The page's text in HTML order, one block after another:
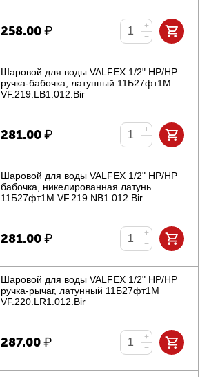
258.00₽
+
−
Шаровой для воды VALFEX 1/2" НР/НР
ручка-бабочка, латунный 11Б27фт1М
VF.219.LB1.012.Bir
281.00₽
+
−
Шаровой для воды VALFEX 1/2" НР/НР
бабочка, никелированная латунь
11Б27фт1М VF.219.NB1.012.Bir
281.00₽
+
−
Шаровой для воды VALFEX 1/2" НР/НР
ручка-рычаг, латунный 11Б27фт1М
VF.220.LR1.012.Bir
287.00₽
+
−